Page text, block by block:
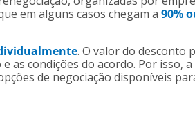
em alguns casos chegam a 90%
. O valor do desconto
as condições do acordo. Por isso,
de negociação disponíveis